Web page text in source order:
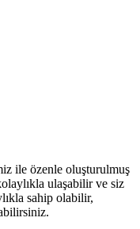
ile özenle oluşturulmuş
ulaşabilir ve siz
sahip olabilir,